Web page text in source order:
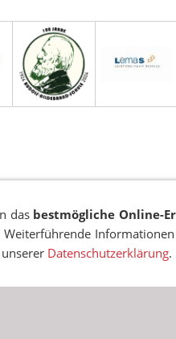
HILDEBRAND-SCHULE
das bestmögliche Online-
Datenschutzerklärung.